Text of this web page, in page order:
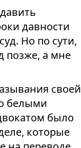
давности
Но по сути,
позже, а мне
своей
белыми
было
которые